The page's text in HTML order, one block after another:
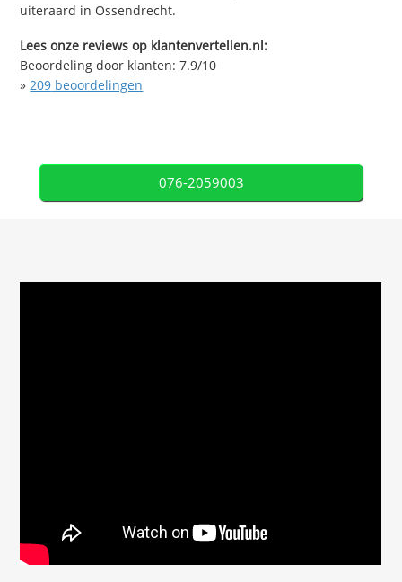
uiteraard in Ossendrecht.
Lees onze reviews op klantenvertellen.nl:
Beoordeling door klanten:7.9/10
» 209 beoordelingen
076-2059003